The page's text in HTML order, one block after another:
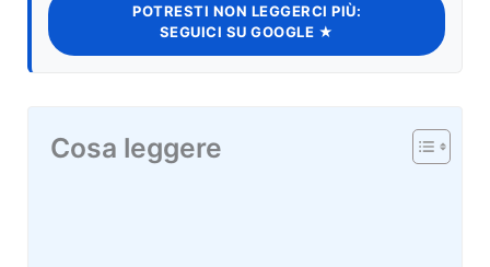
POTRESTI NON LEGGERCI PIÙ:
SEGUICI SU GOOGLE ★
Cosa leggere